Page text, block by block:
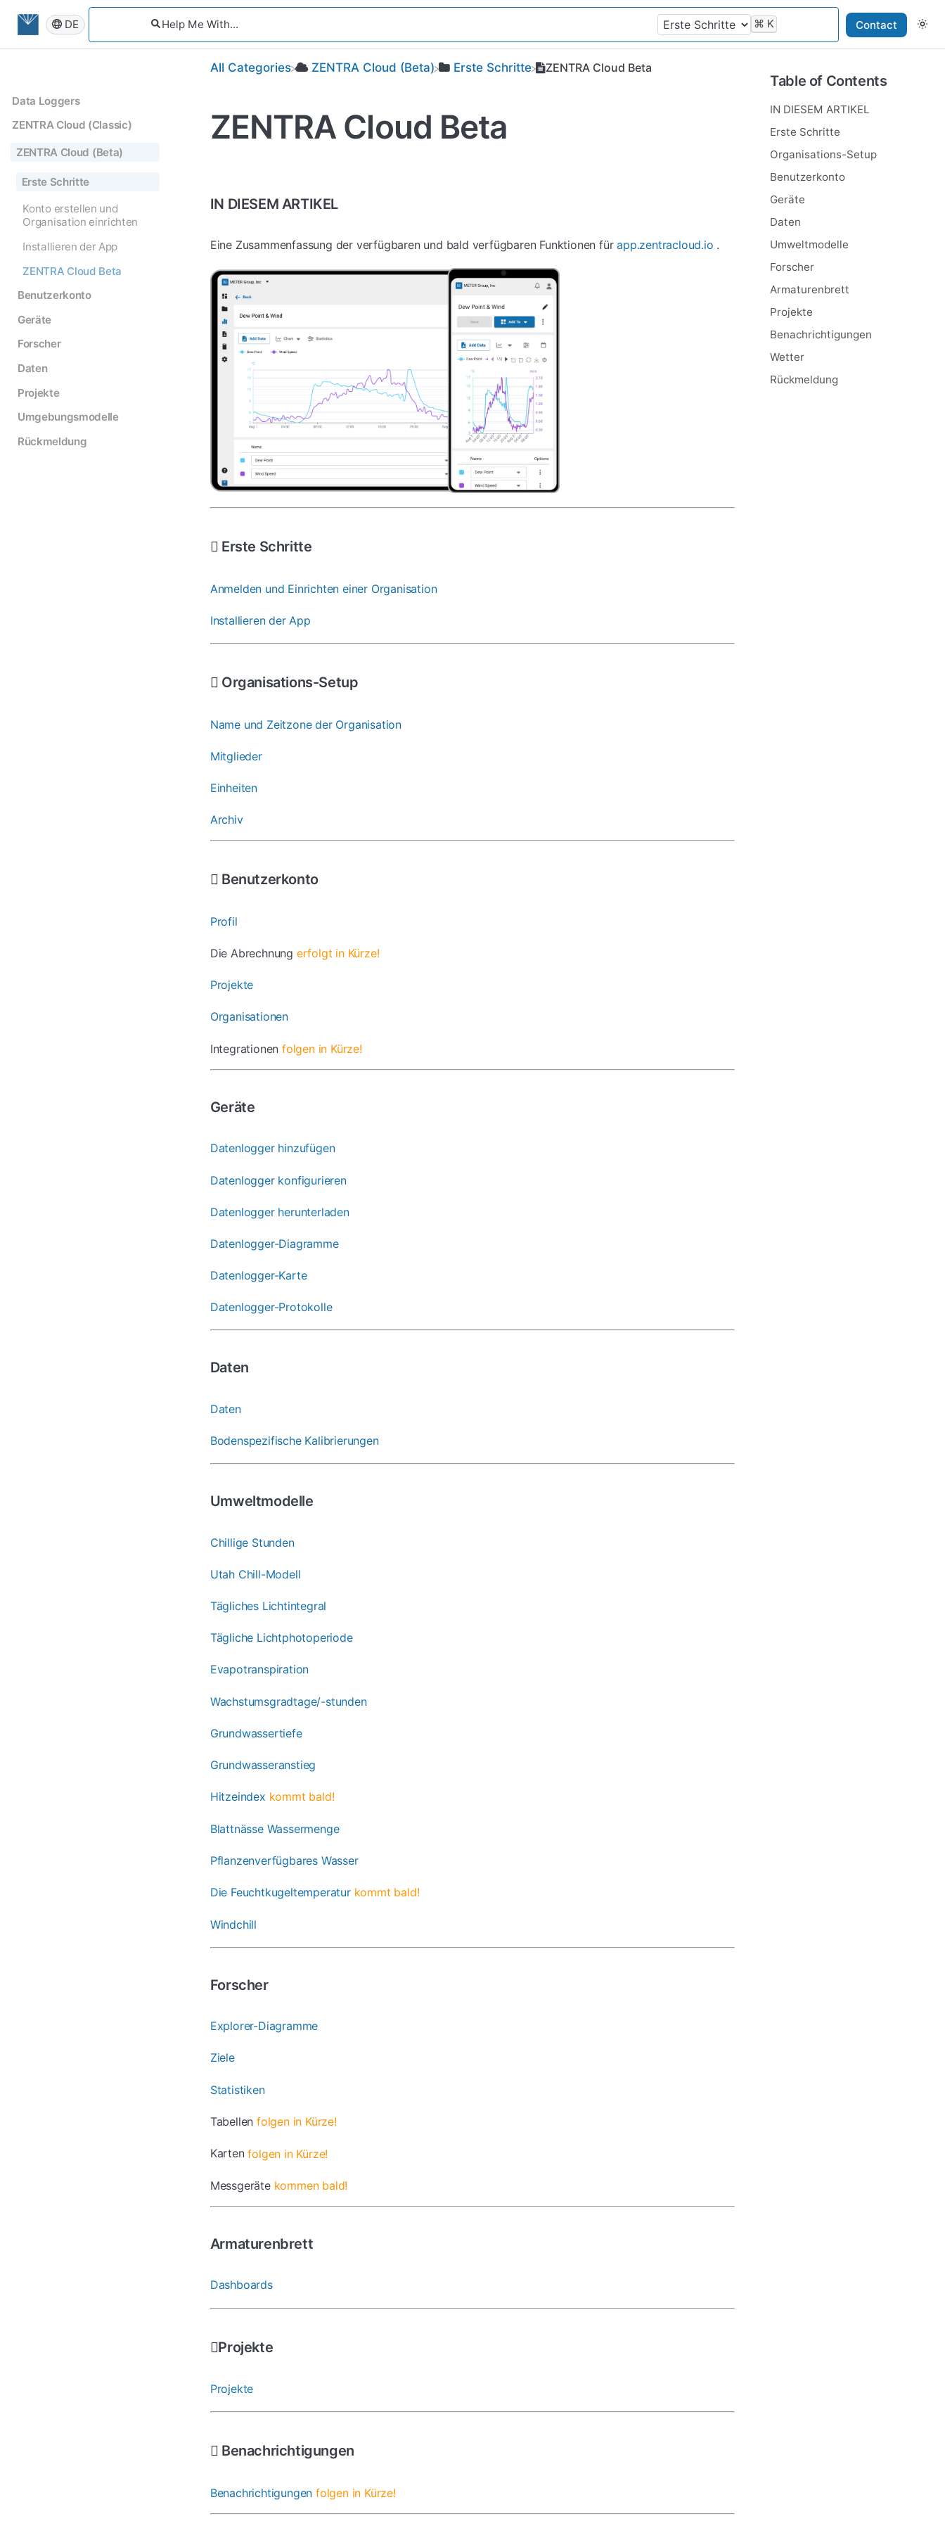
DE ⌘ K Contact
Data Loggers
ZENTRA Cloud (Classic)
ZENTRA Cloud (Beta)
Erste Schritte
Konto erstellen und
Organisation einrichten
Installieren der App
ZENTRA Cloud Beta
Benutzerkonto
Geräte
Forscher
Daten
Projekte
Umgebungsmodelle
Rückmeldung
Table of Contents
IN DIESEM ARTIKEL
Erste Schritte
Organisations-Setup
Benutzerkonto
Geräte
Daten
Umweltmodelle
Forscher
Armaturenbrett
Projekte
Benachrichtigungen
Wetter
Rückmeldung
All Categories ​ZENTRA Cloud (Beta) ​Erste Schritte ZENTRA Cloud Beta
ZENTRA Cloud Beta
IN DIESEM ARTIKEL
Eine Zusammenfassung der verfügbaren und bald verfügbaren Funktionen fürapp.zentracloud.io .
Erste Schritte
Anmelden und Einrichten einer Organisation
Installieren der App
Organisations-Setup
Name und Zeitzone der Organisation
Mitglieder
Einheiten
Archiv
Benutzerkonto
Profil
Die Abrechnung erfolgt in Kürze!
Projekte
Organisationen
Integrationen folgen in Kürze!
Geräte
Datenlogger hinzufügen
Datenlogger konfigurieren
Datenlogger herunterladen
Datenlogger-Diagramme
Datenlogger-Karte
Datenlogger-Protokolle
Daten
Daten
Bodenspezifische Kalibrierungen
Umweltmodelle
Chillige Stunden
Utah Chill-Modell
Tägliches Lichtintegral
Tägliche Lichtphotoperiode
Evapotranspiration
Wachstumsgradtage/-stunden
Grundwassertiefe
Grundwasseranstieg
Hitzeindex kommt bald!
Blattnässe Wassermenge
Pflanzenverfügbares Wasser
Die Feuchtkugeltemperatur kommt bald!
Windchill
Forscher
Explorer-Diagramme
Ziele
Statistiken
Tabellen folgen in Kürze!
Kartenfolgen in Kürze!
Messgeräte kommen bald!
Armaturenbrett
Dashboards
Projekte
Projekte
Benachrichtigungen
Benachrichtigungen folgen in Kürze!